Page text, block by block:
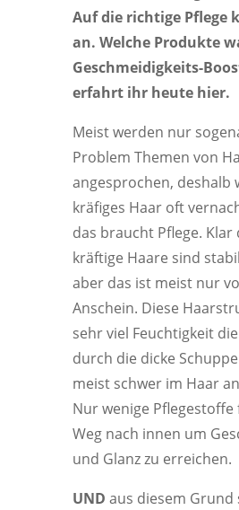
Auf die richtige Pflege
an. Welche Produkte
Geschmeidigkeits-
erfahrt ihr heute hier.
Meist werden nur
Problem Themen von
angesprochen, deshalb
kräfiges Haar oft
das braucht Pflege. Klar
kräftige Haare sind
aber das ist meist nur
Anschein. Diese
sehr viel Feuchtigkeit
durch die dicke
meist schwer im Haar
Nur wenige Pflegestoffe
Weg nach innen um
und Glanz zu erreichen.
UND aus diesem Grund